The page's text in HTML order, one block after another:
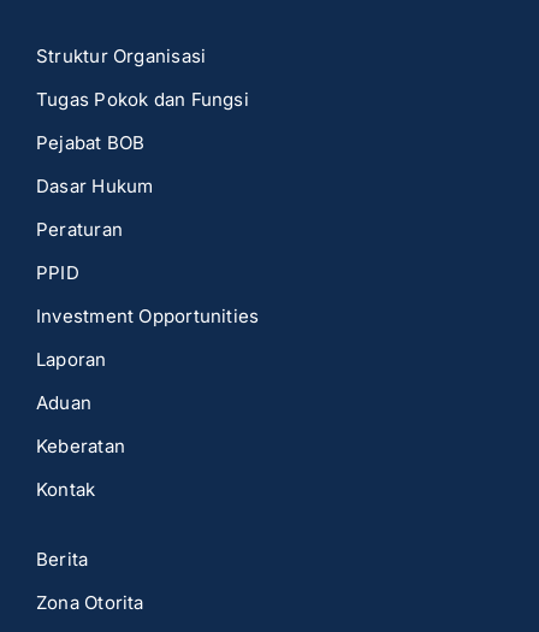
Struktur Organisasi
Tugas Pokok dan Fungsi
Pejabat BOB
Dasar Hukum
Peraturan
PPID
Investment Opportunities
Laporan
Aduan
Keberatan
Kontak
Berita
Zona Otorita